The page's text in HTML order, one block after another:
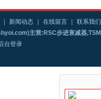
新闻动态 在线留言
联系我们
主营:RSC步进衰减器
台登录